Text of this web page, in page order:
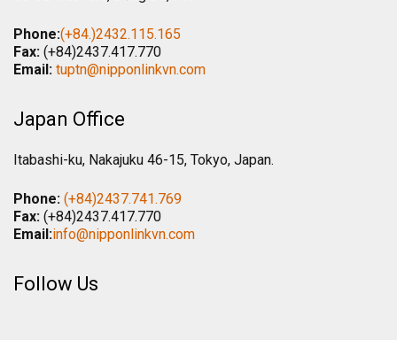
Phone:(+84.)2432.115.165
Fax: (+84)2437.417.770
Email: tuptn@nipponlinkvn.com
Japan Office
Itabashi-ku, Nakajuku 46-15, Tokyo, Japan.
Phone: (+84)2437.741.769
Fax: (+84)2437.417.770
Email:info@nipponlinkvn.com
Follow Us